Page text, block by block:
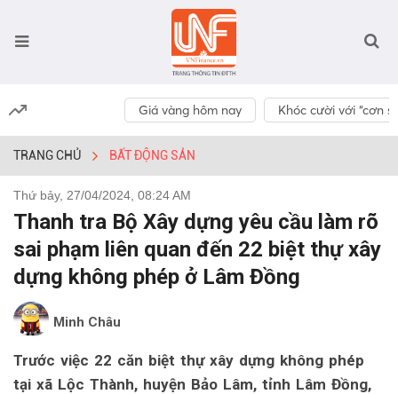
Giá vàng hôm nay Khóc cười với “cơn
TRANG CHỦ BẤT ĐỘNG SẢN
Thứ bảy, 27/04/2024, 08:24 AM
Thanh tra Bộ Xây dựng yêu cầu làm rõ
sai phạm liên quan đến 22 biệt thự xây
dựng không phép ở Lâm Đồng
Minh Châu
Trước việc 22 căn biệt thự xây dựng không phép
tại xã Lộc Thành, huyện Bảo Lâm, tỉnh Lâm Đồng,